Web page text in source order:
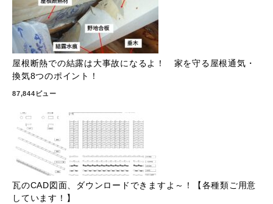
屋根断熱での結露は大事故になるよ！ 家を守る屋根通気・
換気8つのポイント！
87,844ビュー
瓦のCAD図面、ダウンロードできますよ～！【各種類ご用意
しています！】